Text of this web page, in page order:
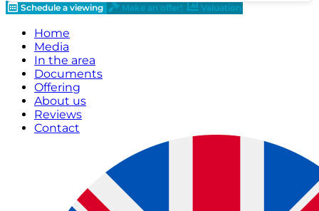
Schedule a viewing
Make an offer! Valuation
Home
Media
In the area
Documents
Offering
About us
Reviews
Contact